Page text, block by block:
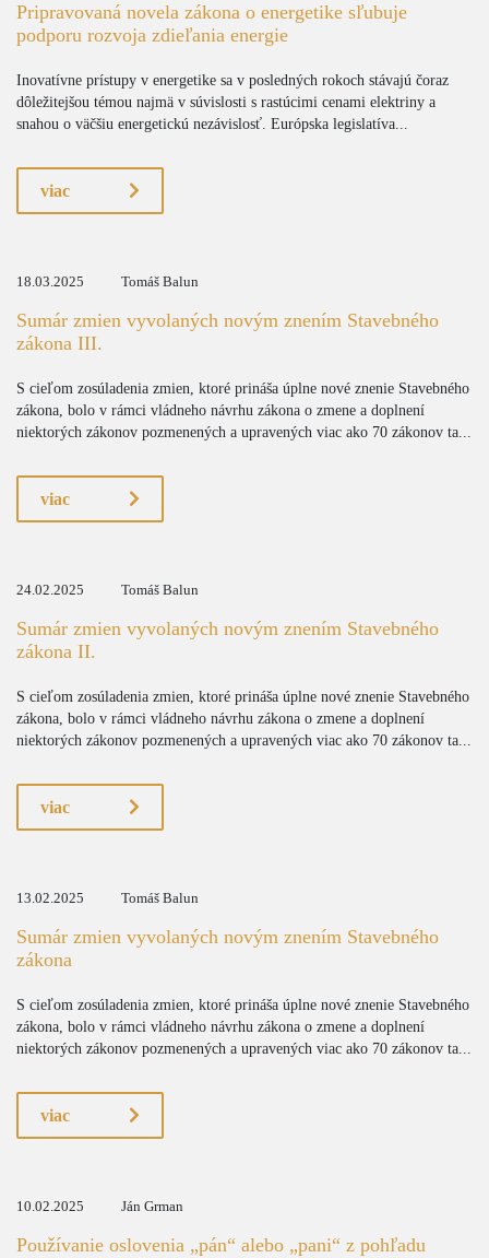
Pripravovaná novela zákona o energetike sľubuje
podporu rozvoja zdieľania energie
Inovatívne prístupy v energetike sa v posledných rokoch stávajú čoraz
dôležitejšou témou najmä v súvislosti s rastúcimi cenami elektriny a
snahou o väčšiu energetickú nezávislosť. Európska legislatíva...
viac
18.03.2025 Tomáš Balun
Sumár zmien vyvolaných novým znením Stavebného
zákona III.
S cieľom zosúladenia zmien, ktoré prináša úplne nové znenie Stavebného
zákona, bolo v rámci vládneho návrhu zákona o zmene a doplnení
niektorých zákonov pozmenených a upravených viac ako 70 zákonov ta...
viac
24.02.2025 Tomáš Balun
Sumár zmien vyvolaných novým znením Stavebného
zákona II.
S cieľom zosúladenia zmien, ktoré prináša úplne nové znenie Stavebného
zákona, bolo v rámci vládneho návrhu zákona o zmene a doplnení
niektorých zákonov pozmenených a upravených viac ako 70 zákonov ta...
viac
13.02.2025 Tomáš Balun
Sumár zmien vyvolaných novým znením Stavebného
zákona
S cieľom zosúladenia zmien, ktoré prináša úplne nové znenie Stavebného
zákona, bolo v rámci vládneho návrhu zákona o zmene a doplnení
niektorých zákonov pozmenených a upravených viac ako 70 zákonov ta...
viac
10.02.2025 Ján Grman
Používanie oslovenia „pán“ alebo „pani“ z pohľadu